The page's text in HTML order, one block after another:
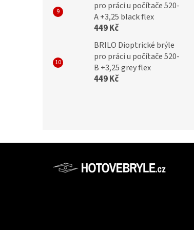
pro práci u počítače 520-
A +3,25 black flex
449 Kč
BRILO Dioptrické brýle
pro práci u počítače 520-
B +3,25 grey flex
449 Kč
POLARIZAČNÍ BRÝLE
VICTORY 441A CAT.3